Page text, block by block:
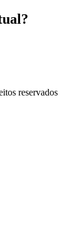
reservados